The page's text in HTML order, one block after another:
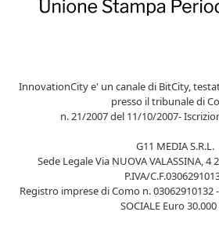
InnovationCity e' un canale di BitCity,
presso il tribunale di
n. 21/2007 del 11/10/2007-
G11 MEDIA S.R.L.
Sede Legale Via NUOVA VALASSINA, 4
P.IVA/
Registro imprese di Como n. 03062910132 -
SOCIALE Euro 30.000